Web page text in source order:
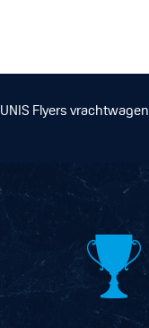
UNIS Flyers vrachtwagen